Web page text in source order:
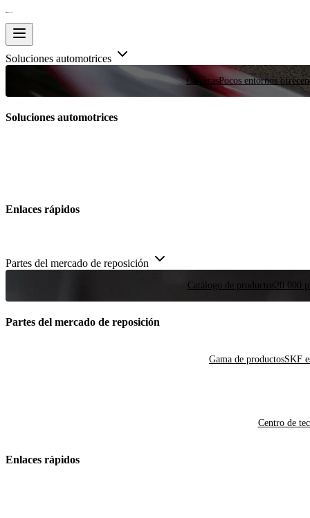
Soluciones automotrices
CarrerasPocos entornos
Soluciones automotrices
Enlaces rápidos
Partes del mercado de reposición
Catálogo de productos20 000
Partes del mercado de reposición
Gama de productosSKF
Centro de
Enlaces rápidos